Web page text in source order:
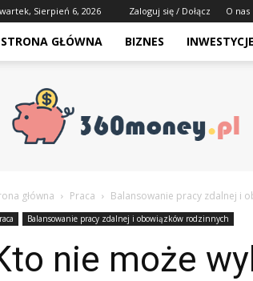
Sierpień 6, 2026 Zaloguj się / Dołącz O nas
STRONA GŁÓWNA BIZNES INWESTYCJE
główna Praca Balansowanie pracy zdalnej i
Balansowanie pracy zdalnej i obowiązków rodzinnych
nie może